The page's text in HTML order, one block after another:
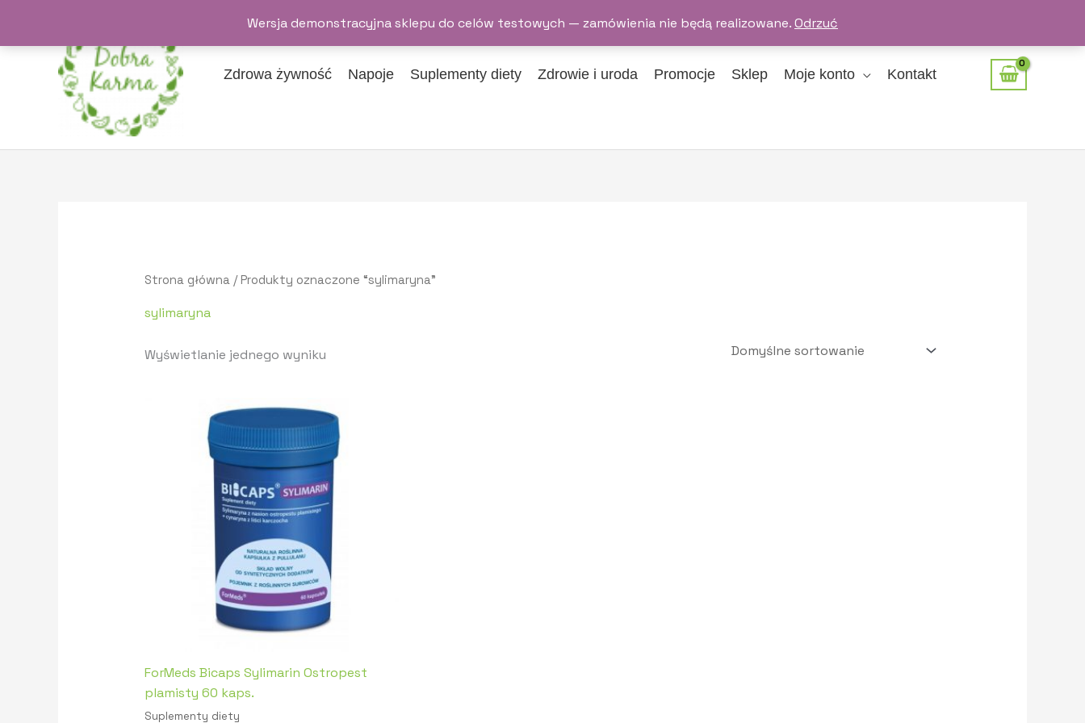
Wersja demonstracyjna sklepu do celów testowych — zamówienia nie będą realizowane.Odrzuć
treści
Zdrowa żywność Napoje Suplementy diety Zdrowie i uroda Promocje Sklep Moje konto Kontakt
Strona główna/ Produkty oznaczone “sylimaryna”
sylimaryna
Wyświetlanie jednego wyniku
ForMeds Bicaps Sylimarin Ostropest
plamisty 60 kaps.
Suplementy diety